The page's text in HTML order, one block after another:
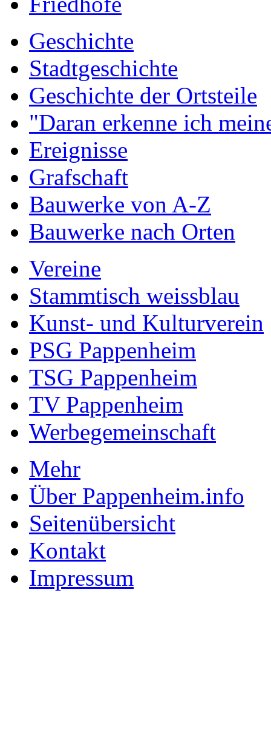
Geschichte
Stadtgeschichte
Geschichte der Ortsteile
"Daran erkenne ich
Ereignisse
Grafschaft
Bauwerke von A-Z
Bauwerke nach Orten
Vereine
Stammtisch weissblau
Kunst- und Kulturverein
PSG Pappenheim
TSG Pappenheim
TV Pappenheim
Werbegemeinschaft
Mehr
Über Pappenheim.info
Seitenübersicht
Kontakt
Impressum